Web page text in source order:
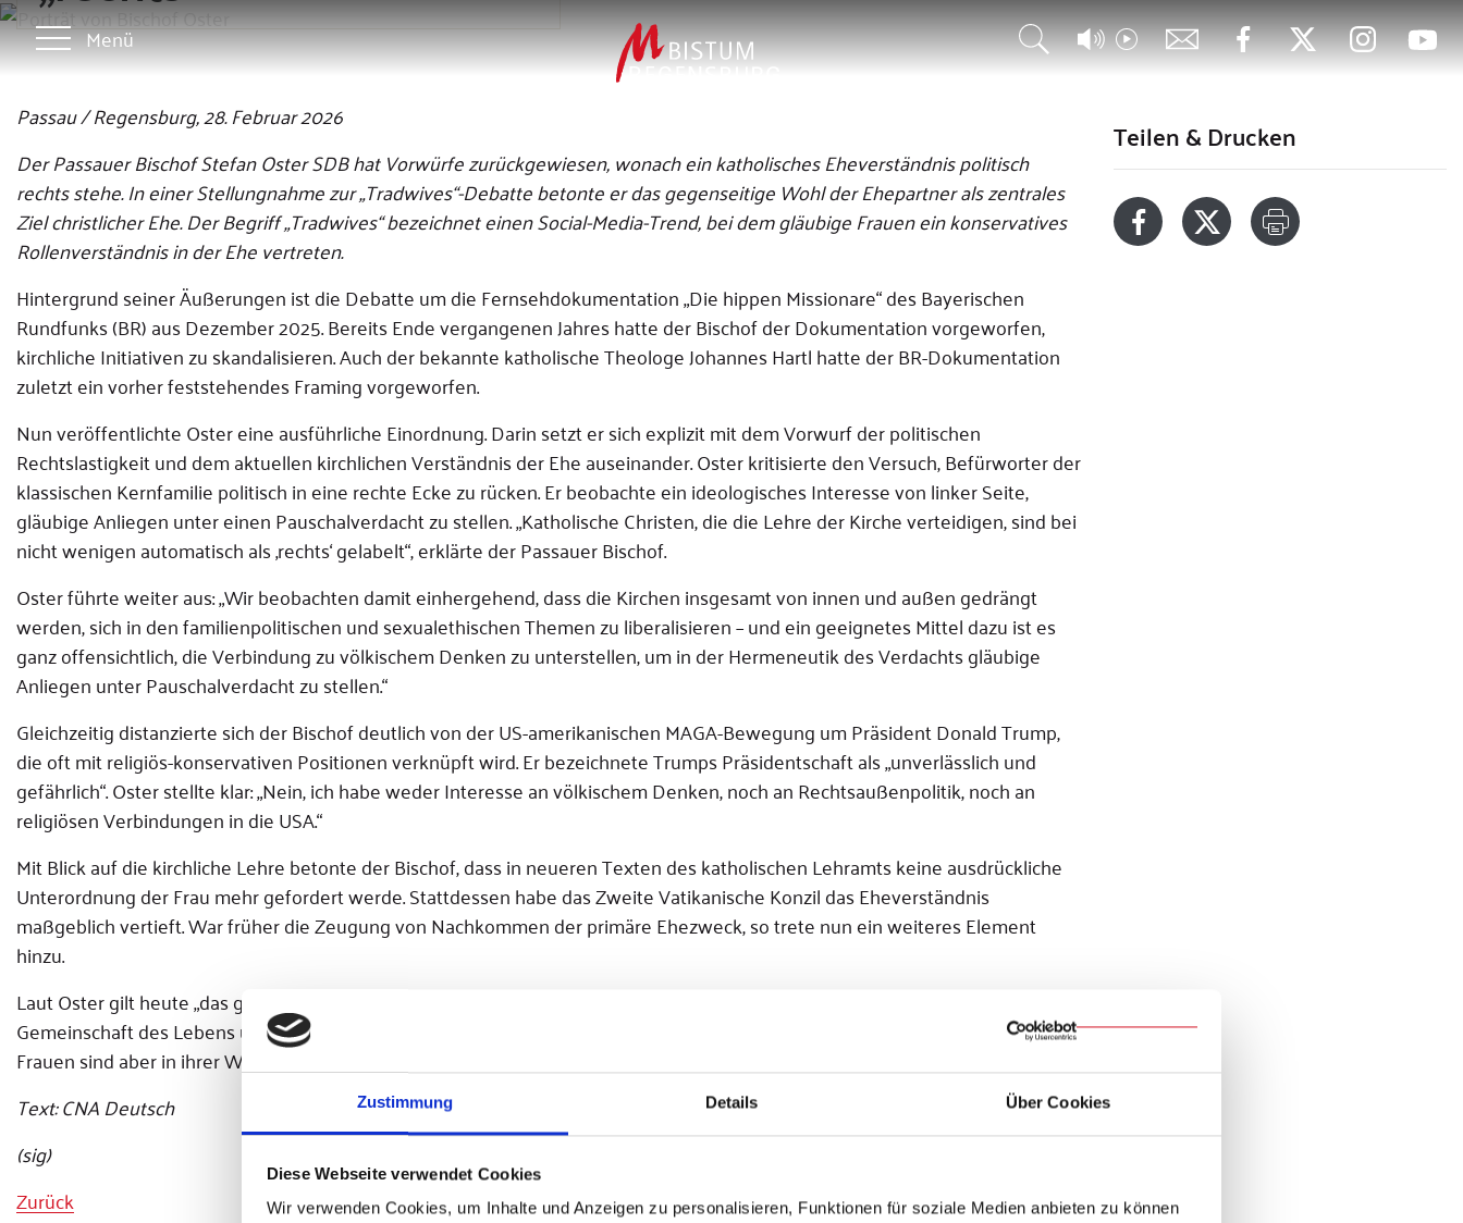
Zustimmung Details Über Cookies
Diese Webseite verwendet Cookies
Wir verwenden Cookies, um Inhalte und Anzeigen zu personalisieren, Funktionen für soziale Medien anbieten zu können
Menü
Passau / Regensburg, 28. Februar 2026
Der Passauer Bischof Stefan Oster SDB hat Vorwürfe zurückgewiesen, wonach ein katholisches Eheverständnis politisch
rechts stehe. In einer Stellungnahme zur „Tradwives“-Debatte betonte er das gegenseitige Wohl der Ehepartner als zentrales
Ziel christlicher Ehe. Der Begriff „Tradwives“ bezeichnet einen Social-Media-Trend, bei dem gläubige Frauen ein konservatives
Rollenverständnis in der Ehe vertreten.
Hintergrund seiner Äußerungen ist die Debatte um die Fernsehdokumentation „Die hippen Missionare“ des Bayerischen
Rundfunks (BR) aus Dezember 2025. Bereits Ende vergangenen Jahres hatte der Bischof der Dokumentation vorgeworfen,
kirchliche Initiativen zu skandalisieren. Auch der bekannte katholische Theologe Johannes Hartl hatte der BR-Dokumentation
zuletzt ein vorher feststehendes Framing vorgeworfen.
Nun veröffentlichte Oster eine ausführliche Einordnung. Darin setzt er sich explizit mit dem Vorwurf der politischen
Rechtslastigkeit und dem aktuellen kirchlichen Verständnis der Ehe auseinander. Oster kritisierte den Versuch, Befürworter der
klassischen Kernfamilie politisch in eine rechte Ecke zu rücken. Er beobachte ein ideologisches Interesse von linker Seite,
gläubige Anliegen unter einen Pauschalverdacht zu stellen. „Katholische Christen, die die Lehre der Kirche verteidigen, sind bei
nicht wenigen automatisch als ‚rechts‘ gelabelt“, erklärte der Passauer Bischof.
Oster führte weiter aus: „Wir beobachten damit einhergehend, dass die Kirchen insgesamt von innen und außen gedrängt
werden, sich in den familienpolitischen und sexualethischen Themen zu liberalisieren – und ein geeignetes Mittel dazu ist es
ganz offensichtlich, die Verbindung zu völkischem Denken zu unterstellen, um in der Hermeneutik des Verdachts gläubige
Anliegen unter Pauschalverdacht zu stellen.“
Gleichzeitig distanzierte sich der Bischof deutlich von der US-amerikanischen MAGA-Bewegung um Präsident Donald Trump,
die oft mit religiös-konservativen Positionen verknüpft wird. Er bezeichnete Trumps Präsidentschaft als „unverlässlich und
gefährlich“. Oster stellte klar: „Nein, ich habe weder Interesse an völkischem Denken, noch an Rechtsaußenpolitik, noch an
religiösen Verbindungen in die USA.“
Mit Blick auf die kirchliche Lehre betonte der Bischof, dass in neueren Texten des katholischen Lehramts keine ausdrückliche
Unterordnung der Frau mehr gefordert werde. Stattdessen habe das Zweite Vatikanische Konzil das Eheverständnis
maßgeblich vertieft. War früher die Zeugung von Nachkommen der primäre Ehezweck, so trete nun ein weiteres Element
hinzu.
Laut Oster gilt heute „das gegenseitige Wohl der Gatten als zweites Hauptziel“. Er führte aus: „Die Ehe ist jetzt als personale
Gemeinschaft des Lebens und der Liebe formuliert.“ Dennoch hielt der Passauer Bischof unmissverständlich fest: „Männer und
Frauen sind aber in ihrer Würde gleich – und zugleich in ihrem Welt- und Selbstverhältnis in der Regel unterschiedlich.“
Text: CNA Deutsch
(sig)
Teilen & Drucken
Zurück